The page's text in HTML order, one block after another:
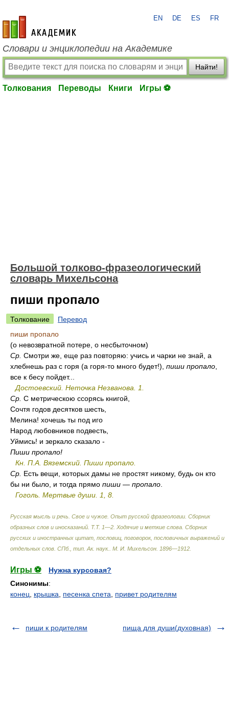
academic.ru
EN DE ES FR
Словари и энциклопедии на Академике
Найти!
Толкования Переводы Книги Игры ⚽
Большой толково-фразеологический
словарь Михельсона
пиши пропало
Толкование
Перевод
пиши пропало
(о невозвратной потере, о несбыточном)
Ср. Смотри же, еще раз повторяю: учись и чарки не знай, а
хлебнешь раз с горя (а горя-то много будет!), пиши пропало
все к бесу пойдет...
Достоевский. Неточка Незванова. 1.
Ср. С метрическою ссорясь книгой,
Сочтя годов десятков шесть,
Мелина! хочешь ты под иго
Народ любовников подвесть,
Уймись! и зеркало сказало -
Пиши пропало!
Кн. П.А. Вяземский. Пиши пропало.
Ср. Есть вещи, которых дамы не простят никому, будь он кто
бы ни было, и тогда прямо пиши — пропало
Гоголь. Мертвые души. 1, 8.
Русская мысль и речь. Свое и чужое. Опыт русской фразеологии. Сборник
образных слов и иносказаний. Т.Т. 1—2. Ходячие и меткие слова. Сборник
русских и иностранных цитат, пословиц, поговорок, пословичных выражений и
отдельных слов. СПб., тип. Ак. наук.
М. И. Михельсон 1896—1912
Игры ⚽
Нужна курсовая?
Синонимы:
конец
крышка песенка спета привет родителям
пиши к родителям пища для души(духовная)